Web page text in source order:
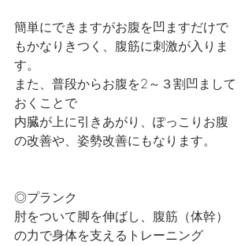
簡単にできますがお腹を凹ますだけで
もかなりきつく、腹筋に刺激が入りま
す。
また、普段からお腹を2～３割凹まして
おくことで
内臓が上に引きあがり、ぽっこりお腹
の改善や、姿勢改善にもなります。
◎プランク
肘をついて脚を伸ばし、腹筋（体幹）
の力で身体を支えるトレーニング